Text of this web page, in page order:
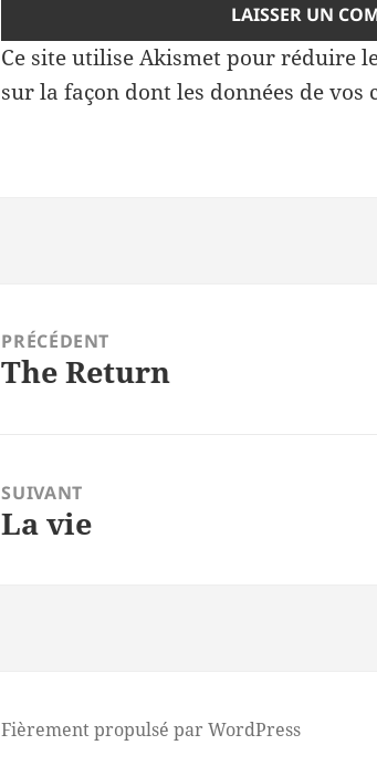
Ce site utilise Akismet pour réduire
sur la façon dont les données de
PRÉCÉDENT
Article
The Return
SUIVANT
Article
La vie
Fièrement propulsé par WordPress